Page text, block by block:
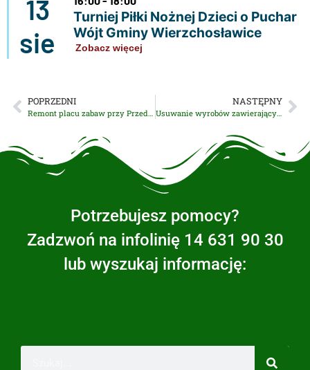
13
sie
Turniej Piłki Nożnej Dzieci o Puchar
Wójt Gminy Wierzchosławice
Zobacz więcej
POPRZEDNI NASTĘPNY
Usuwanie wyrobów zawierających azbest z terenu Gminy Wierzchosławice
Potrzebujesz pomocy?
Zadzwoń na infolinię 14 631 90 30
lub wyszukaj informację: